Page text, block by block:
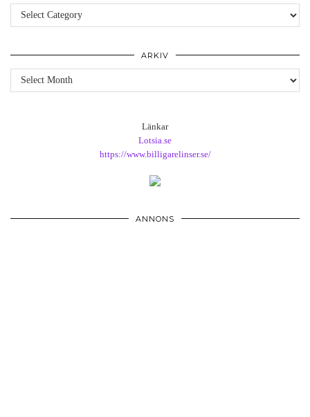
Kategorier
ARKIV
Arkiv
Länkar
Lotsia.se
https://www.billigarelinser.se/
ANNONS